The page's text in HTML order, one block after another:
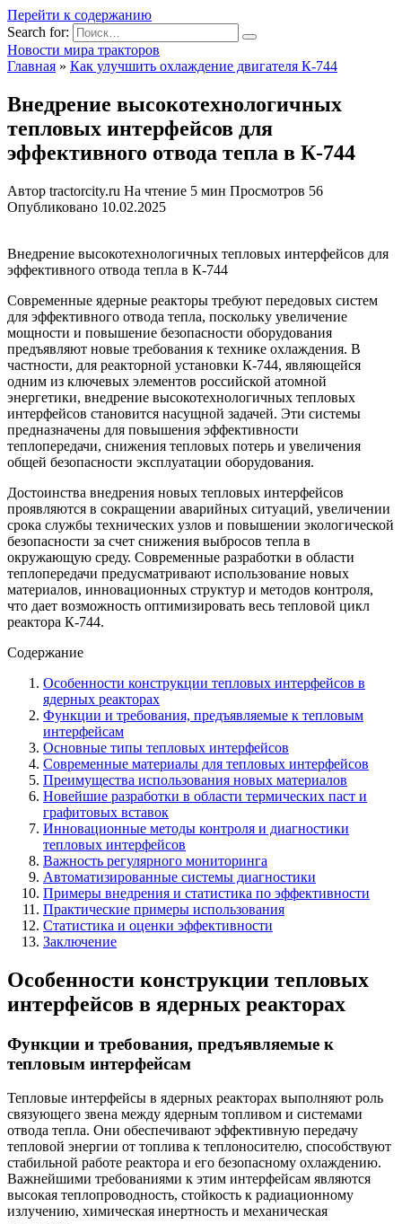
Перейти к содержанию
Search for:
Новости мира тракторов
Главная » Как улучшить охлаждение двигателя К-744
Внедрение высокотехнологичных
тепловых интерфейсов для
эффективного отвода тепла в К-744
Автор tractorcity.ru На чтение 5 мин Просмотров 56
Опубликовано 10.02.2025
Внедрение высокотехнологичных тепловых интерфейсов для
эффективного отвода тепла в К-744
Современные ядерные реакторы требуют передовых систем
для эффективного отвода тепла, поскольку увеличение
мощности и повышение безопасности оборудования
предъявляют новые требования к технике охлаждения. В
частности, для реакторной установки К-744, являющейся
одним из ключевых элементов российской атомной
энергетики, внедрение высокотехнологичных тепловых
интерфейсов становится насущной задачей. Эти системы
предназначены для повышения эффективности
теплопередачи, снижения тепловых потерь и увеличения
общей безопасности эксплуатации оборудования.
Достоинства внедрения новых тепловых интерфейсов
проявляются в сокращении аварийных ситуаций, увеличении
срока службы технических узлов и повышении экологической
безопасности за счет снижения выбросов тепла в
окружающую среду. Современные разработки в области
теплопередачи предусматривают использование новых
материалов, инновационных структур и методов контроля,
что дает возможность оптимизировать весь тепловой цикл
реактора К-744.
Содержание
Особенности конструкции тепловых интерфейсов в
ядерных реакторах
Функции и требования, предъявляемые к тепловым
интерфейсам
Основные типы тепловых интерфейсов
Современные материалы для тепловых интерфейсов
Преимущества использования новых материалов
Новейшие разработки в области термических паст и
графитовых вставок
Инновационные методы контроля и диагностики
тепловых интерфейсов
Важность регулярного мониторинга
Автоматизированные системы диагностики
Примеры внедрения и статистика по эффективности
Практические примеры использования
Статистика и оценки эффективности
Заключение
Особенности конструкции тепловых
интерфейсов в ядерных реакторах
Функции и требования, предъявляемые к
тепловым интерфейсам
Тепловые интерфейсы в ядерных реакторах выполняют роль
связующего звена между ядерным топливом и системами
отвода тепла. Они обеспечивают эффективную передачу
тепловой энергии от топлива к теплоносителю, способствуют
стабильной работе реактора и его безопасному охлаждению.
Важнейшими требованиями к этим интерфейсам являются
высокая теплопроводность, стойкость к радиационному
излучению, химическая инертность и механическая